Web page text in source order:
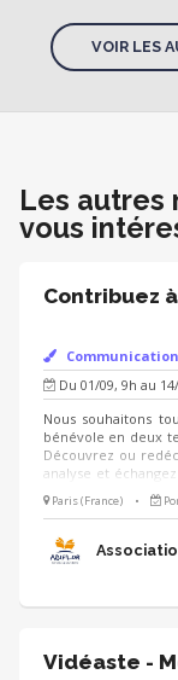
VOIR LES
Les autres
vous
Contribuez
Communication
Du 01/09, 9h au
Nous souhaitons
bénévole en deux
Découvrez ou
analyse et
créativité pour
Paris (France) •
Vidéaste -